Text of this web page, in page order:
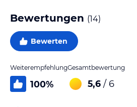
Bewertungen (14)
Bewerten
Weiterempfehlung
100%
Gesamtbewertung
5,6 / 6